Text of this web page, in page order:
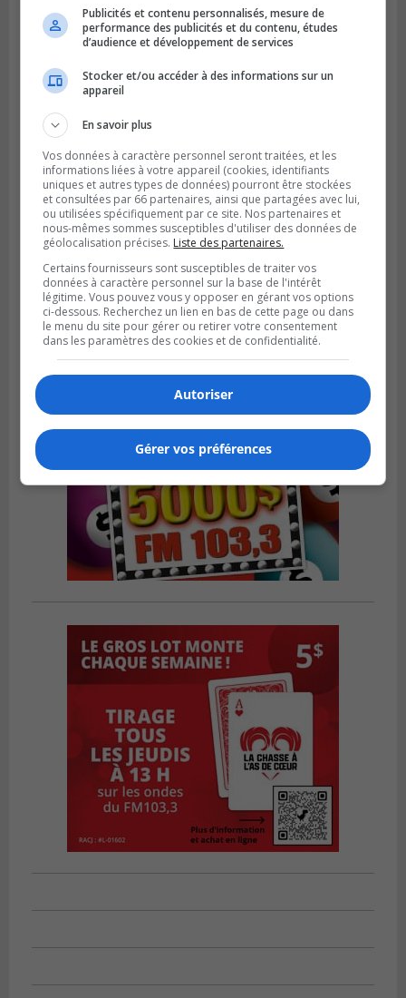
jusqu’en avril 2027
LA PRAIRIE
Publié le 4 août 2026 à 15h50
Le mur du rempart de La Prairie retrouve
sa jeunesse
Publicités et contenu personnalisés, mesure de
performance des publicités et du contenu, études
d’audience et développement de services
Stocker et/ou accéder à des informations sur un
appareil
En savoir plus
Vos données à caractère personnel seront traitées, et les
informations liées à votre appareil (cookies, identifiants
uniques et autres types de données) pourront être stockées
et consultées par 66 partenaires, ainsi que partagées avec lui,
ou utilisées spécifiquement par ce site. Nos partenaires et
nous-mêmes sommes susceptibles d'utiliser des données de
géolocalisation précises. Liste des partenaires.
Certains fournisseurs sont susceptibles de traiter vos
données à caractère personnel sur la base de l'intérêt
légitime. Vous pouvez vous y opposer en gérant vos options
ci-dessous. Recherchez un lien en bas de cette page ou dans
le menu du site pour gérer ou retirer votre consentement
dans les paramètres des cookies et de confidentialité.
Autoriser
Gérer vos préférences